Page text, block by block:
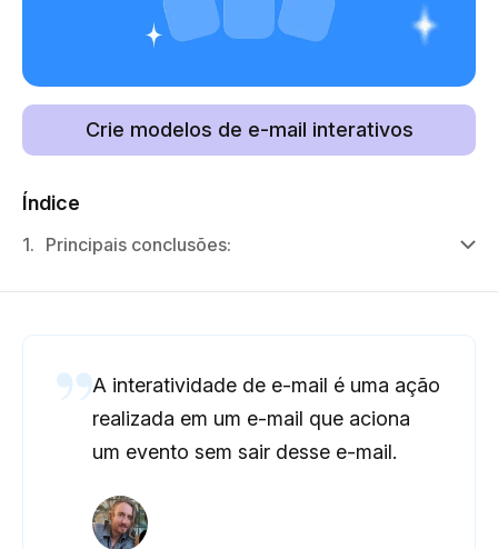
Crie modelos de e-mail interativos
Índice
1. Principais conclusões:
A interatividade de e-mail é uma ação
realizada em um e-mail que aciona
um evento sem sair desse e-mail.